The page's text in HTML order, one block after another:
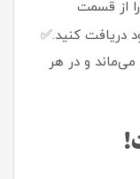
از قسمت
دریافت کنید.✅
و در هر